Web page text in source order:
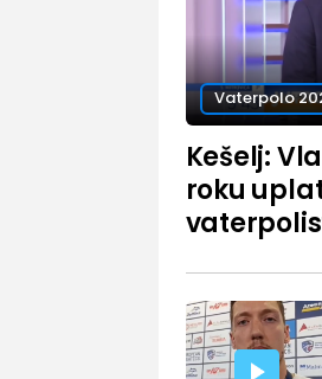
Vaterpolo
Kešelj:
roku